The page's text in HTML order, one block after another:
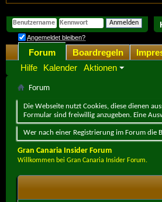
Angemeldet bleiben?
Forum
Hilfe
Kalender Aktionen
Boardregeln
Forum
Die Webseite nutzt Cookies, diese dienen
Formular sind freiwillig anzugeben. Eine
Wer nach einer Registrierung im Forum die
Gran Canaria Insider Forum
Willkommen bei Gran Canaria Insider Forum.